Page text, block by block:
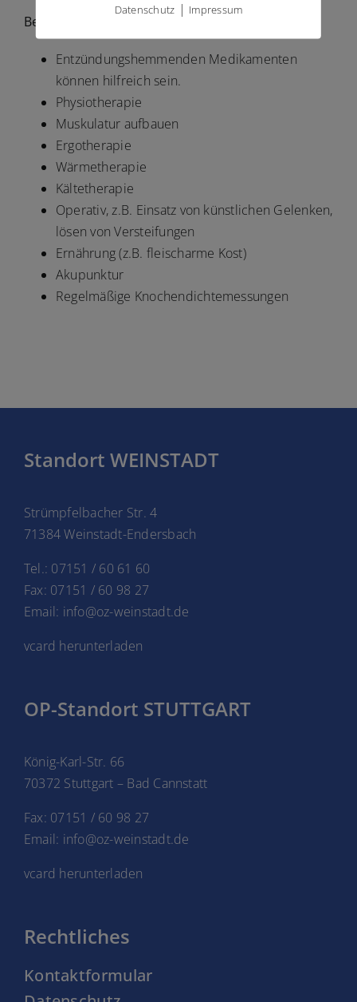
Behandlung / Therapien bei Rheuma
Entzündungshemmenden Medikamenten
können hilfreich sein.
Physiotherapie
Muskulatur aufbauen
Ergotherapie
Wärmetherapie
Kältetherapie
Operativ, z.B. Einsatz von künstlichen Gelenken,
lösen von Versteifungen
Ernährung (z.B. fleischarme Kost)
Akupunktur
Regelmäßige Knochendichtemessungen
Standort WEINSTADT
Strümpfelbacher Str. 4
71384 Weinstadt-Endersbach
Tel.: 07151 / 60 61 60
Fax: 07151 / 60 98 27
Email: info@oz-weinstadt.de
vcard herunterladen
OP-Standort STUTTGART
König-Karl-Str. 66
70372 Stuttgart – Bad Cannstatt
Fax: 07151 / 60 98 27
Email: info@oz-weinstadt.de
vcard herunterladen
Rechtliches
Kontaktformular
Datenschutz | Impressum